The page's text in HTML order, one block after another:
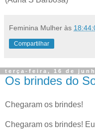
Feminina Mulher às
Compartilhar
terça-feira, 16 de
Os brindes do
Chegaram os brindes!
Chegaram os brindes!